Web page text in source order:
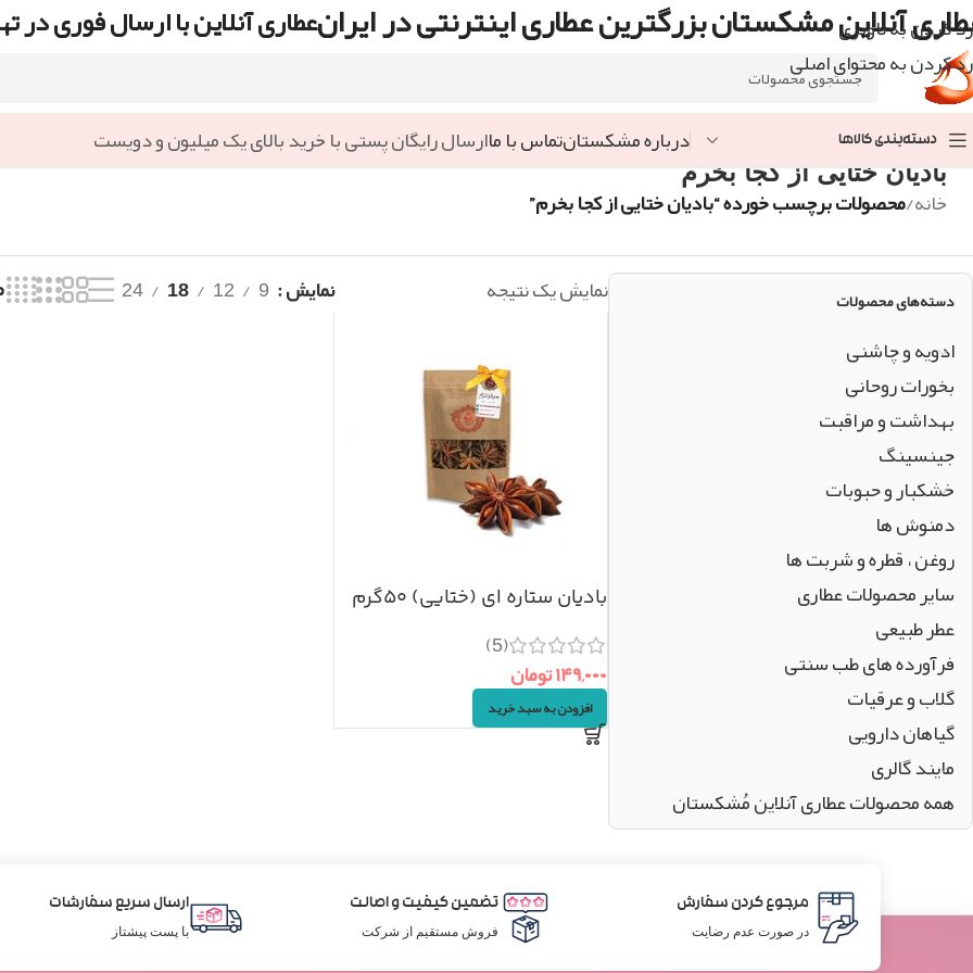
رد کردن به ناوبری
رد کردن به محتوای اصلی
آنلاین مشکستان بزرگترین عطاری اینترنتی در ایرانعطاری آنلاین با ارسال فوری در
دسته‌بندی کالاها درباره مشکستانتماس با ماارسال رایگان پستی با خرید بالای یک میلیون و دویست
بادیان ختایی از کجا بخرم
خانه/محصولات برچسب خورده “بادیان ختایی از کجا بخرم”
دسته‌های محصولات
ادویه و چاشنی
بخورات روحانی
بهداشت و مراقبت
جینسینگ
خشکبار و حبوبات
دمنوش ها
روغن ، قطره و شربت ها
سایر محصولات عطاری
عطر طبیعی
فرآورده های طب سنتی
گلاب و عرقیات
گیاهان دارویی
مایند گالری
همه محصولات عطاری آنلاین مُشکستان
نمایش یک نتیجه نمایش 9
12
18
24
بادیان ستاره ای (ختایی) ۵۰گرم
(5)
۱۴۹,۰۰۰تومان
افزودن به سبد خرید
مرجوع کردن سفارش
در صورت عدم رضایت
تضمین کیفیت و اصالت
فروش مستقیم از شرکت
ارسال سریع سفارشات
با پست پیشتاز